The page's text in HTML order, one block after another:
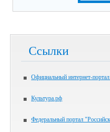
Ссылки
Официальный интернет-
Культура.рф
Федеральный портал